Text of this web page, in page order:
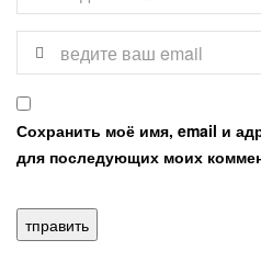
Сохранить моё имя, email и
для последующих моих